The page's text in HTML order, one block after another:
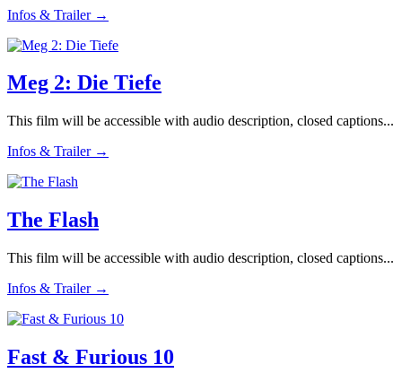
Infos & Trailer →
Meg 2: Die Tiefe
This film will be accessible with audio description, closed captions...
Infos & Trailer →
The Flash
This film will be accessible with audio description, closed captions...
Infos & Trailer →
Fast & Furious 10